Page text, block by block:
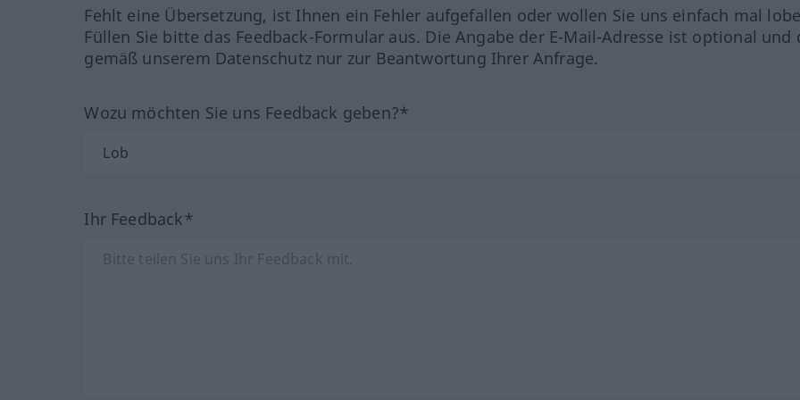
Fehlt eine Übersetzung, ist Ihnen ein Fehler aufgefallen oder wollen Sie uns einfach mal
Füllen Sie bitte das Feedback-Formular aus. Die Angabe der E-Mail-Adresse ist optional und
gemäß unserem Datenschutz nur zur Beantwortung Ihrer Anfrage.
Wozu möchten Sie uns Feedback geben?*
Ihr Feedback*